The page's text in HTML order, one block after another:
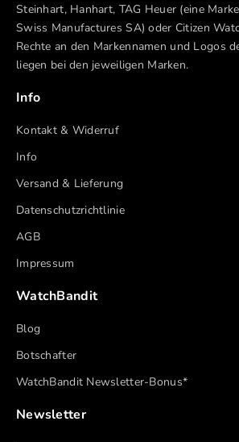
Steinhart, Hanhart, TAG Heuer (eine
Swiss Manufactures SA) oder Citizen
Rechte an den Markennamen und Logos
liegen bei den jeweiligen Marken.
Info
Kontakt & Widerruf
Info
Versand & Lieferung
Datenschutzrichtlinie
AGB
Impressum
WatchBandit
Blog
Botschafter
WatchBandit Newsletter-Bonus*
Newsletter